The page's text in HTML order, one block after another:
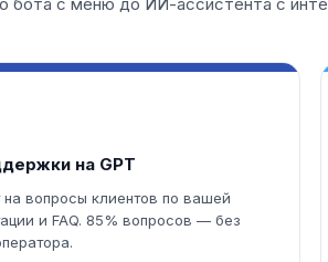
на GPT
на вопросы клиентов по вашей
и FAQ. 85% вопросов — без